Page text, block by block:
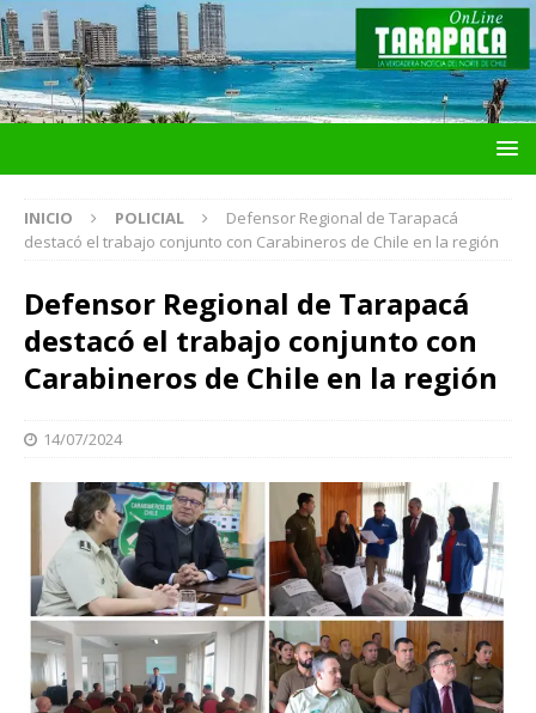
INICIO POLICIAL
Defensor Regional de Tarapacá
destacó el trabajo conjunto con Carabineros de Chile en la región
Defensor Regional de Tarapacá
destacó el trabajo conjunto con
Carabineros de Chile en la región
14/07/2024